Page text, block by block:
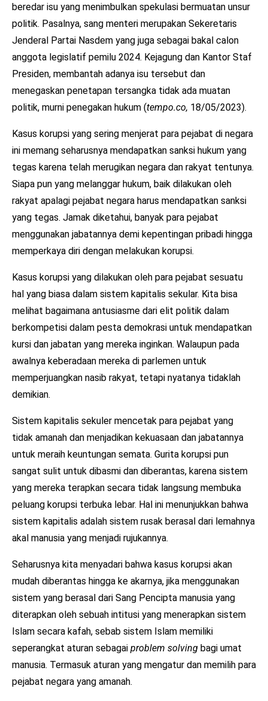
beredar isu yang menimbulkan spekulasi bermuatan unsur
politik. Pasalnya, sang menteri merupakan Sekeretaris
Jenderal Partai Nasdem yang juga sebagai bakal calon
anggota legislatif pemilu 2024. Kejagung dan Kantor Staf
Presiden, membantah adanya isu tersebut dan
menegaskan penetapan tersangka tidak ada muatan
politik, murni penegakan hukum (tempo.co, 18/05/2023).
Kasus korupsi yang sering menjerat para pejabat di negara
ini memang seharusnya mendapatkan sanksi hukum yang
tegas karena telah merugikan negara dan rakyat tentunya.
Siapa pun yang melanggar hukum, baik dilakukan oleh
rakyat apalagi pejabat negara harus mendapatkan sanksi
yang tegas. Jamak diketahui, banyak para pejabat
menggunakan jabatannya demi kepentingan pribadi hingga
memperkaya diri dengan melakukan korupsi.
Kasus korupsi yang dilakukan oleh para pejabat sesuatu
hal yang biasa dalam sistem kapitalis sekular. Kita bisa
melihat bagaimana antusiasme dari elit politik dalam
berkompetisi dalam pesta demokrasi untuk mendapatkan
kursi dan jabatan yang mereka inginkan. Walaupun pada
awalnya keberadaan mereka di parlemen untuk
memperjuangkan nasib rakyat, tetapi nyatanya tidaklah
demikian.
Sistem kapitalis sekuler mencetak para pejabat yang
tidak amanah dan menjadikan kekuasaan dan jabatannya
untuk meraih keuntungan semata. Gurita korupsi pun
sangat sulit untuk dibasmi dan diberantas, karena sistem
yang mereka terapkan secara tidak langsung membuka
peluang korupsi terbuka lebar. Hal ini menunjukkan bahwa
sistem kapitalis adalah sistem rusak berasal dari lemahnya
akal manusia yang menjadi rujukannya.
Seharusnya kita menyadari bahwa kasus korupsi akan
mudah diberantas hingga ke akarnya, jika menggunakan
sistem yang berasal dari Sang Pencipta manusia yang
diterapkan oleh sebuah intitusi yang menerapkan sistem
Islam secara kafah, sebab sistem Islam memiliki
seperangkat aturan sebagai problem solving bagi umat
manusia. Termasuk aturan yang mengatur dan memilih para
pejabat negara yang amanah.